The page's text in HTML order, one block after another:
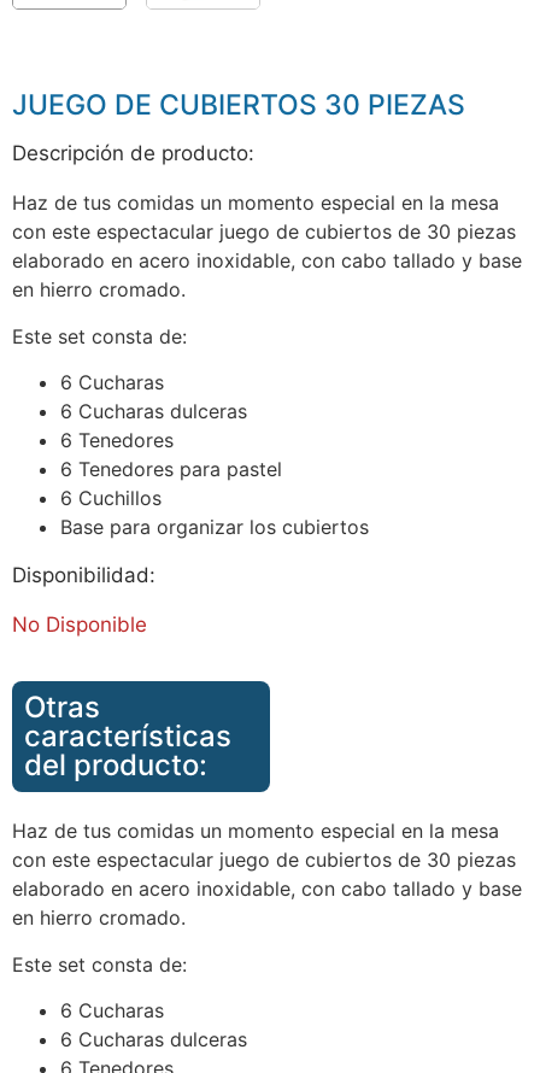
JUEGO DE CUBIERTOS 30 PIEZAS
Descripción de producto:
Haz de tus comidas un momento especial en la mesa
con este espectacular juego de cubiertos de 30 piezas
elaborado en acero inoxidable, con cabo tallado y base
en hierro cromado.
Este set consta de:
6 Cucharas
6 Cucharas dulceras
6 Tenedores
6 Tenedores para pastel
6 Cuchillos
Base para organizar los cubiertos
Disponibilidad:
No Disponible
Otras
características
del producto:
Haz de tus comidas un momento especial en la mesa
con este espectacular juego de cubiertos de 30 piezas
elaborado en acero inoxidable, con cabo tallado y base
en hierro cromado.
Este set consta de:
6 Cucharas
6 Cucharas dulceras